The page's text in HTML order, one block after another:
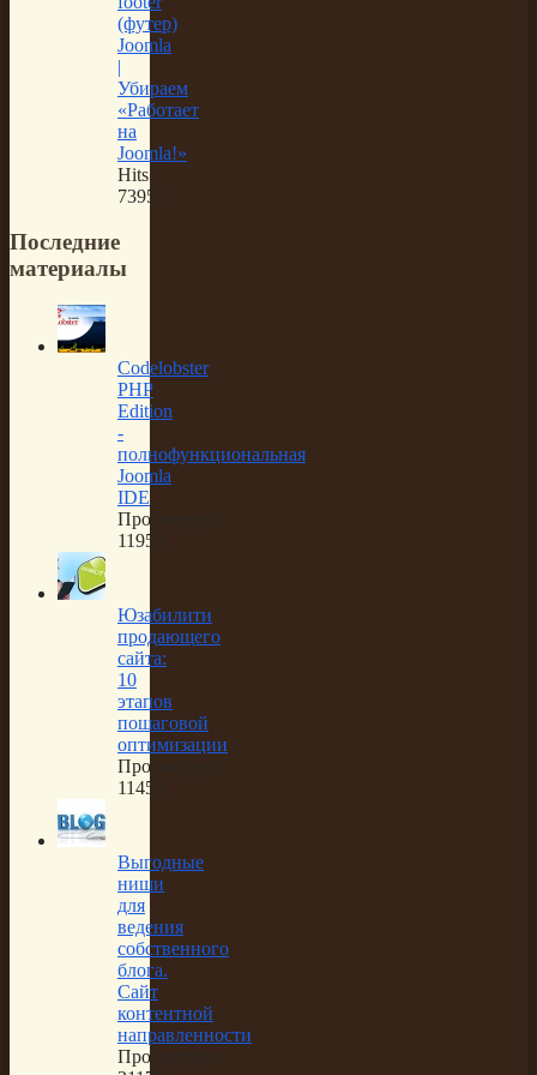
(футер)
Joomla
|
Убираем
«Работает
на
Joomla!»
Hits:
73950
Последние
материалы
Codelobster
PHP
Edition
-
полнофункциональная
Joomla
IDE
Просмотров:
11954
Юзабилити
продающего
сайта:
10
этапов
пошаговой
оптимизации
Просмотров:
11450
Выгодные
ниши
для
ведения
собственного
блога.
Сайт
контентной
направленности
Просмотров: